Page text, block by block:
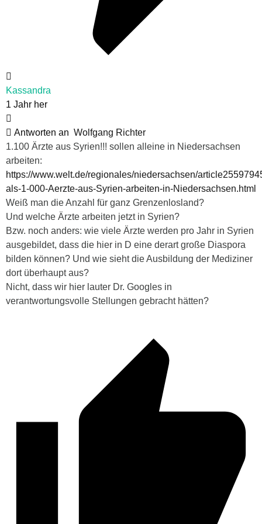
Kassandra
1 Jahr her
Antworten an Wolfgang Richter
1.100 Ärzte aus Syrien!!! sollen alleine in Niedersachsen
arbeiten:
https://www.welt.de/regionales/niedersachsen/
als-1-000-Aerzte-aus-Syrien-arbeiten-in-Niedersachsen.html
Weiß man die Anzahl für ganz Grenzenlosland?
Und welche Ärzte arbeiten jetzt in Syrien?
Bzw. noch anders: wie viele Ärzte werden pro Jahr in Syrien
ausgebildet, dass die hier in D eine derart große Diaspora
bilden können? Und wie sieht die Ausbildung der Mediziner
dort überhaupt aus?
Nicht, dass wir hier lauter Dr. Googles in
verantwortungsvolle Stellungen gebracht hätten?